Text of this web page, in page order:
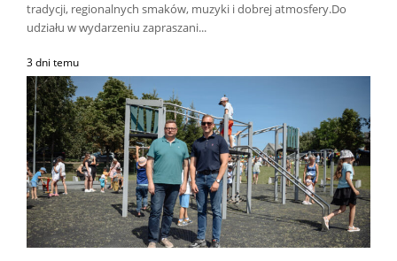
tradycji, regionalnych smaków, muzyki i dobrej atmosfery.Do
udziału w wydarzeniu zapraszani...
3 dni temu